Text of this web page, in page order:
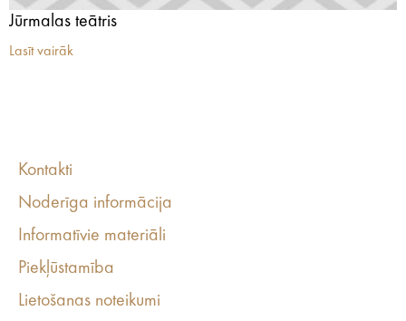
Jūrmalas teātris
Lasīt vairāk
Kontakti
Noderīga informācija
Informatīvie materiāli
Piekļūstamība
Lietošanas noteikumi